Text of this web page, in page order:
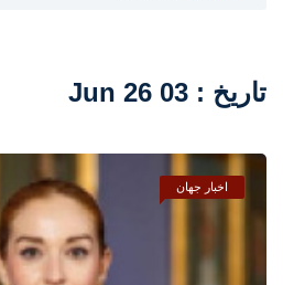
تاریخ : 03 Jun 26
اخبار جهان